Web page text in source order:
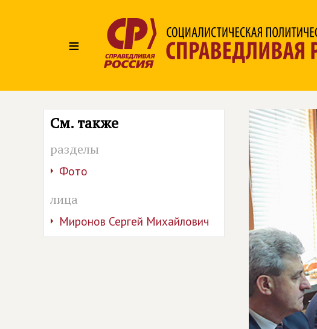
≡
См. также
разделы
Фото
лица
Миронов Сергей Михайлович